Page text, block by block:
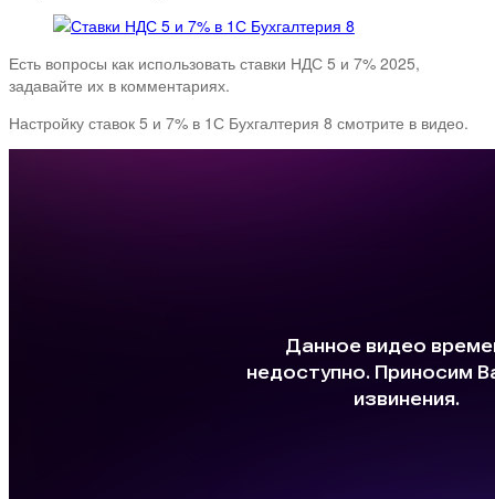
Есть вопросы как использовать ставки НДС 5 и 7% 2025,
задавайте их в комментариях.
Настройку ставок 5 и 7% в 1С Бухгалтерия 8 смотрите в видео.